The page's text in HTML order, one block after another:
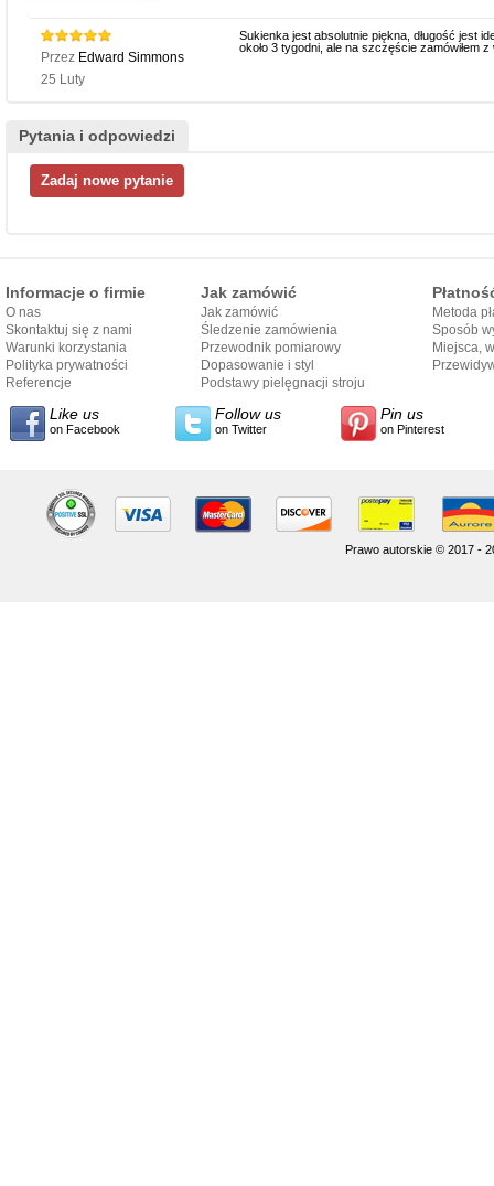
Przez Edward Simmons
25 Luty
Sukienka jest absolutnie piękna, długość jest
około 3 tygodni, ale na szczęście zamówiłem
Pytania i odpowiedzi
Informacje o firmie
O nas
Skontaktuj się z nami
Warunki korzystania
Polityka prywatności
Referencje
Jak zamówić
Jak zamówić
Śledzenie zamówienia
Przewodnik pomiarowy
Dopasowanie i styl
przewodnika
Podstawy pielęgnacji stroju
Metoda
Sposób
Miejsca,
Like us
on Facebook
Follow us
on Twitter
Pin us
on Pinterest
Prawo autorskie © 2017 -